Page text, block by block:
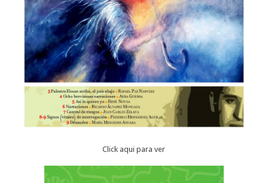
Click aqui para ver